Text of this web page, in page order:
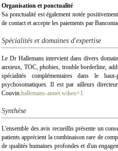
Organisation et ponctualité
Sa ponctualité est également notée
de contact et accepte les paiements par
Spécialités et domaines d'expertise
Le Dr Hallemans intervient dans divers
anxieux, TOC, phobies, trouble borderline,
spécialités complémentaires dans le
psychosomatiques. Il est par ailleurs
Couvin. hallemans-annet.wikeo+1
Synthèse
L'ensemble des avis recueillis présente un
patients apprécient la combinaison rare de
de qualités humaines profondes et d'un